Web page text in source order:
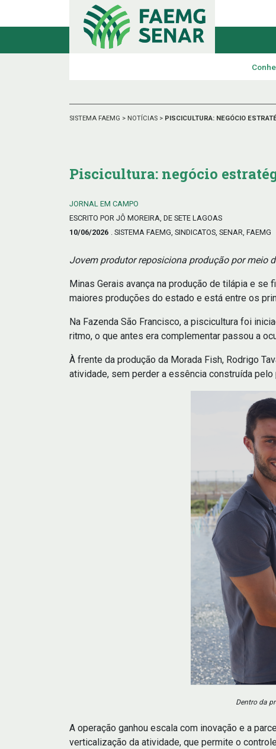
SISTEMA FAEMG > NOTÍCIAS > PISCICULTURA: NEGÓCIO
Piscicultura: negócio
JORNAL EM CAMPO
ESCRITO POR JÔ MOREIRA, DE SETE LAGOAS
10/06/2026 . SISTEMA FAEMG, SINDICATOS, SENAR, FAEMG
Jovem produtor reposiciona produção por meio
Minas Gerais avança na produção de tilápia e
maiores produções do estado e está entre os
Na Fazenda São Francisco, a piscicultura foi
ritmo, o que antes era complementar passou a
À frente da produção da Morada Fish, Rodrigo
atividade, sem perder a essência construída pelo
Dentro da
A operação ganhou escala com inovação e a
verticalização da atividade, que permite o